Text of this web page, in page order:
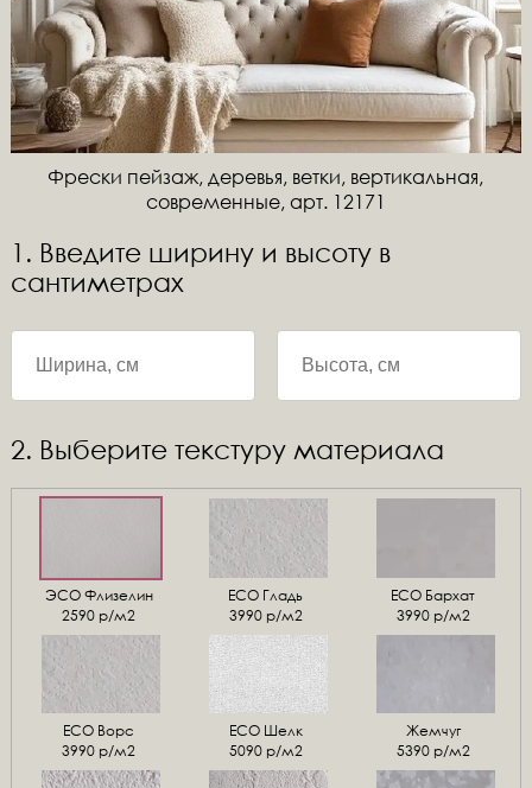
Фрески пейзаж, деревья, ветки, вертикальная,
современные, арт. 12171
1. Введите ширину и высоту в
сантиметрах
2. Выберите текстуру материала
ЭСО Флизелин
2590 р/м2
ЕСО Гладь
3990 р/м2
ECO Бархат
3990 р/м2
ЕСО Ворс
3990 р/м2
ЕСО Шелк
5090 р/м2
Жемчуг
5390 р/м2